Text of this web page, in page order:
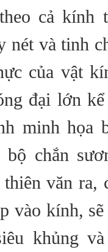
cả kính
nét và tinh
của vật
đại lớn
minh họa
chắn
văn ra,
vào kính,
khủng